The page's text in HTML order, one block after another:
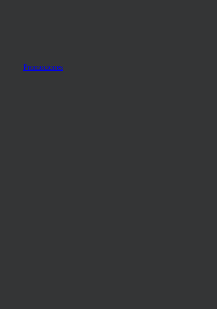
Promociones